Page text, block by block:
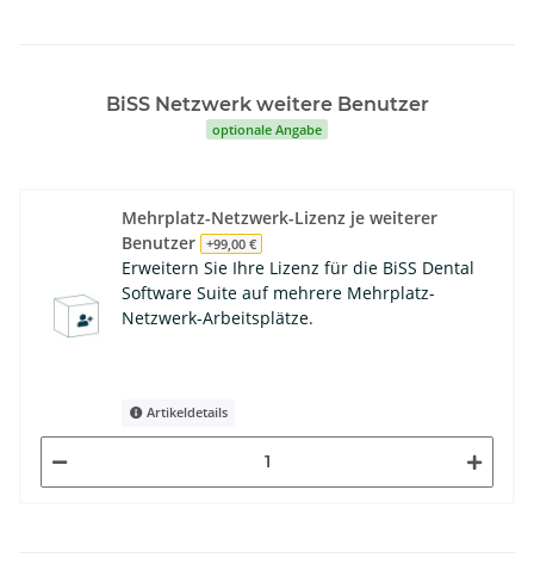
BiSS Netzwerk weitere Benutzer
optionale Angabe
Mehrplatz-Netzwerk-Lizenz je weiterer
Benutzer
+99,00 €
Erweitern Sie Ihre Lizenz für die BiSS Dental
Software Suite auf mehrere Mehrplatz-
Netzwerk-Arbeitsplätze.
Artikeldetails